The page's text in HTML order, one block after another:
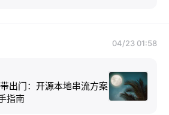
04/23 01:58
出门：开源本地串流方案
指南